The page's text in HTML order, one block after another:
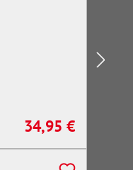
Regulärer Preis:
34,95 €